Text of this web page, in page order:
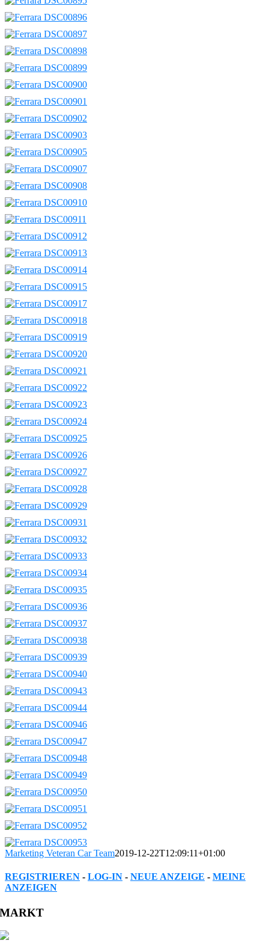
Marketing Veteran Car Team2019-12-22T12:09:11+01:00
REGISTRIEREN - LOG-IN - NEUE ANZEIGE - MEINE
ANZEIGEN
Facebook
Twitter
Reddit
LinkedIn
WhatsApp
Tumblr
Pinterest
Vk
Xing
Email
MARKT